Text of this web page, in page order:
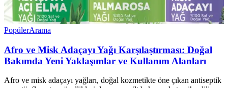
PopülerArama
Afro ve Misk Adaçayı Yağı Karşılaştırması: Doğal
Bakımda Yeni Yaklaşımlar ve Kullanım Alanları
Afro ve misk adaçayı yağları, doğal kozmetikte öne çıkan antiseptik